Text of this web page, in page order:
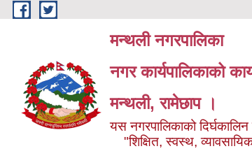
Skip to main content
मन्थली नगरपालिका
नगर कार्यपालिकाको
मन्थली, रामेछाप ।
यस नगरपालिकाको
"शिक्षित, स्वस्थ,